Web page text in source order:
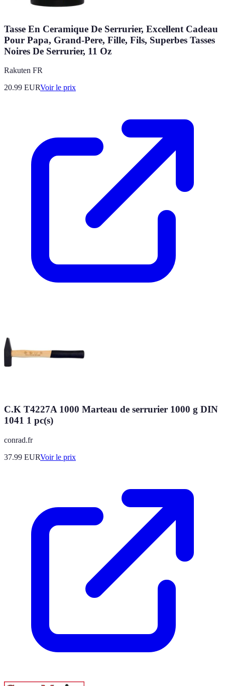
Tasse En Ceramique De Serrurier, Excellent Cadeau
Pour Papa, Grand-Pere, Fille, Fils, Superbes Tasses
Noires De Serrurier, 11 Oz
Rakuten FR
20.99 EURVoir le prix
C.K T4227A 1000 Marteau de serrurier 1000 g DIN
1041 1 pc(s)
conrad.fr
37.99 EURVoir le prix